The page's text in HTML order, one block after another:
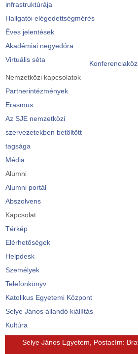
infrastruktúrája
Hallgatói elégedettségmérés
Éves jelentések
Akadémiai negyedóra
Virtuális séta
Nemzetközi kapcsolatok
Partnerintézmények
Erasmus
Az SJE nemzetközi
szervezetekben betöltött
tagsága
Média
Alumni
Alumni portál
Abszolvens
Kapcsolat
Térkép
Elérhetőségek
Helpdesk
Személyek
Telefonkönyv
Katolikus Egyetemi Központ
Selye János állandó kiállítás
Kultúra
© FreeJoomla! 3 Modules - by VinaGecko.com
Selye János Egyetem, Postacím: